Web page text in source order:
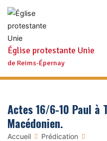
Aller
contenu
Église protestante Unie
de Reims-Épernay
Actes 16/6-10 Paul à
Macédonien.
Accueil
Prédication